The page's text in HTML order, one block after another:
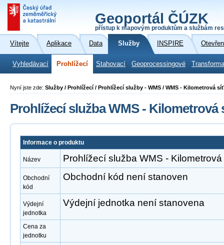
Geoportál ČÚZK
přístup k mapovým produktům a službám
Vítejte Aplikace Data Služby INSPIRE
Vyhledávací Prohlížecí Stahovací Geoprocessingové
Nyní jste zde: Služby / Prohlížecí / Prohlížecí služby - WMS / WMS - Kilometrová
Prohlížecí služba WMS - Kilometrová
Informace o produktu
Název Prohlížecí služba WMS -
Obchodní
kód
Obchodní kód není stanoven
Výdejní
jednotka
Výdejní jednotka není stanovena
Cena za
jednotku